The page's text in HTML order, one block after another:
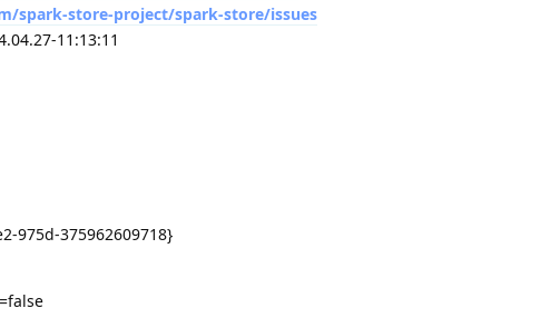
spark-store-project/spark-store/issues
11:13:11
975d-375962609718}